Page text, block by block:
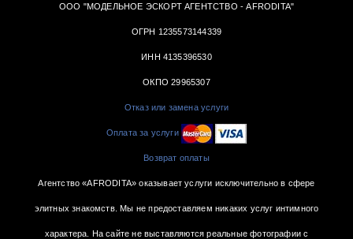
ООО "МОДЕЛЬНОЕ ЭСКОРТ АГЕНТСТВО - AFRODITA"
ОГРН 1235573144339
ИНН 4135396530
ОКПО 29965307
Отказ или замена услуги
Оплата за услуги
Возврат оплаты
Агентство «AFRODITA» оказывает услуги исключительно в сфере
элитных знакомств. Мы не предоставляем никаких услуг интимного
характера. На сайте не выставляются реальные фотографии с